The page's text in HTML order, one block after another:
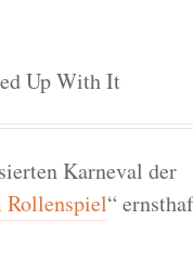
Up With It
Karneval der
“